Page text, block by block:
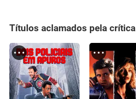
Títulos aclamados pela crítica